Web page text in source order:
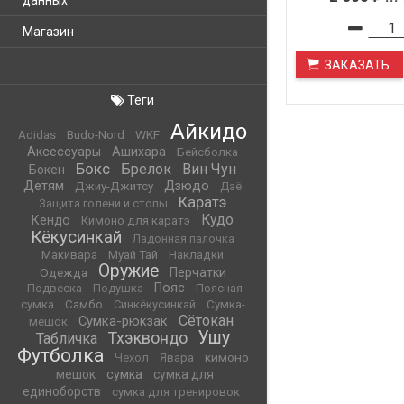
Магазин
Теги
Adidas Budo-Nord WKF Айкидо
Аксессуары Ашихара Бейсболка
Бокен Бокс Брелок Вин Чун
Детям Джиу-Джитсу Дзюдо
Дзё
Защита голени и стопы
Каратэ
Кендо Кимоно для каратэ Кудо
Кёкусинкай
Ладонная палочка
Макивара
Муай Тай Накладки
Одежда Оружие Перчатки
Подвеска Подушка Пояс
Поясная
сумка
Самбо Синкёкусинкай
Сумка-
мешок
Сумка-рюкзак
Сётокан
Табличка
Тхэквондо Ушу
Футболка Чехол Явара
кимоно
мешок
сумка
сумка для
единоборств
сумка для тренировок
ЗАКАЗАТЬ